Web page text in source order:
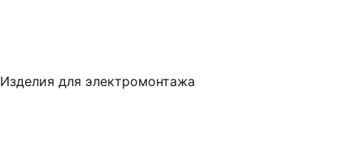
Изделия для электромонтажа